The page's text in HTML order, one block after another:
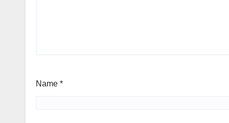
Name *